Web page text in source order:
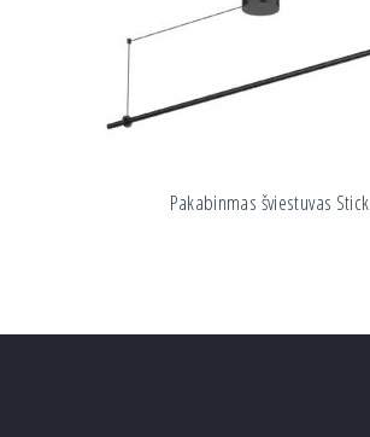
Pakabinmas šviestuvas Stick